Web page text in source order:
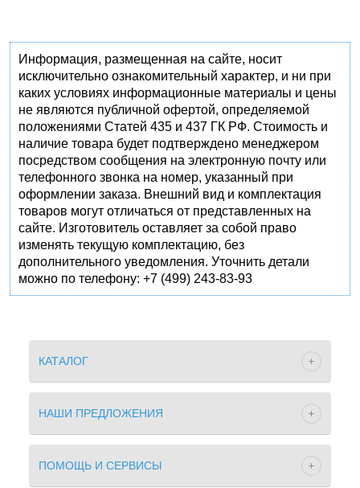
Информация, размещенная на сайте, носит
исключительно ознакомительный характер, и ни при
каких условиях информационные материалы и цены
не являются публичной офертой, определяемой
положениями Статей 435 и 437 ГК РФ. Стоимость и
наличие товара будет подтверждено менеджером
посредством сообщения на электронную почту или
телефонного звонка на номер, указанный при
оформлении заказа. Внешний вид и комплектация
товаров могут отличаться от представленных на
сайте. Изготовитель оставляет за собой право
изменять текущую комплектацию, без
дополнительного уведомления. Уточнить детали
можно по телефону: +7 (499) 243-83-93
КАТАЛОГ
НАШИ ПРЕДЛОЖЕНИЯ
ПОМОЩЬ И СЕРВИСЫ